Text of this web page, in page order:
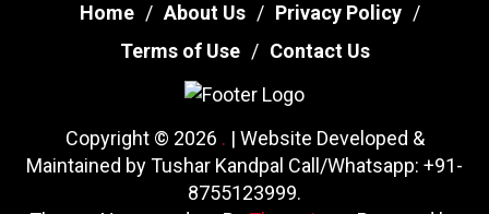
Home About Us
Privacy Policy
Terms of Use
Contact Us
Copyright © 2026 . | Website Developed &
Maintained by Tushar Kandpal Call/Whatsapp: +91-
8755123999.